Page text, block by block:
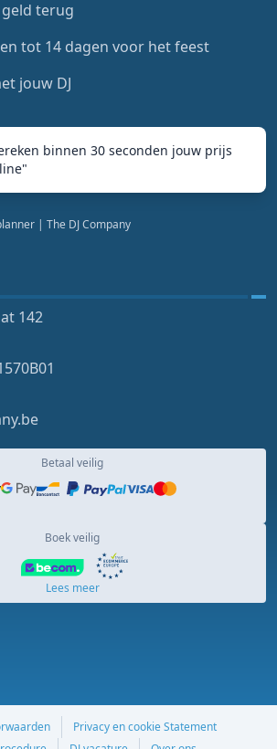
terug
tot 14 dagen voor het feest
jouw DJ
binnen 30 seconden jouw prijs
"
| The DJ Company
142
Betaal veilig
Boek veilig
Lees meer
Privacy en cookie Statement